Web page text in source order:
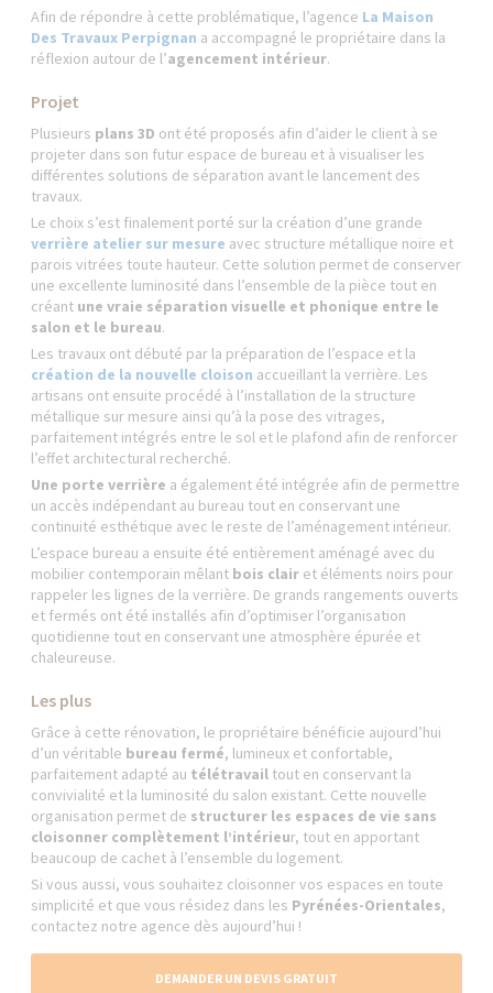
Afin de répondre à cette problématique, l’agence La Maison
Des Travaux Perpignan a accompagné le propriétaire dans la
réflexion autour de l’agencement intérieur.
Projet
Plusieurs plans 3D ont été proposés afin d’aider le client à se
projeter dans son futur espace de bureau et à visualiser les
différentes solutions de séparation avant le lancement des
travaux.
Le choix s’est finalement porté sur la création d’une grande
verrière atelier sur mesure avec structure métallique noire et
parois vitrées toute hauteur. Cette solution permet de conserver
une excellente luminosité dans l’ensemble de la pièce tout en
créant une vraie séparation visuelle et phonique entre le
salon et le bureau.
Les travaux ont débuté par la préparation de l’espace et la
création de la nouvelle cloison accueillant la verrière. Les
artisans ont ensuite procédé à l’installation de la structure
métallique sur mesure ainsi qu’à la pose des vitrages,
parfaitement intégrés entre le sol et le plafond afin de renforcer
l’effet architectural recherché.
Une porte verrière a également été intégrée afin de permettre
un accès indépendant au bureau tout en conservant une
continuité esthétique avec le reste de l’aménagement intérieur.
L’espace bureau a ensuite été entièrement aménagé avec du
mobilier contemporain mêlant bois clair et éléments noirs pour
rappeler les lignes de la verrière. De grands rangements ouverts
et fermés ont été installés afin d’optimiser l’organisation
quotidienne tout en conservant une atmosphère épurée et
chaleureuse.
Les plus
Grâce à cette rénovation, le propriétaire bénéficie aujourd’hui
d’un véritable bureau fermé, lumineux et confortable,
parfaitement adapté au télétravail tout en conservant la
convivialité et la luminosité du salon existant. Cette nouvelle
organisation permet de structurer les espaces de vie sans
cloisonner complètement l’intérieur, tout en apportant
beaucoup de cachet à l’ensemble du logement.
Si vous aussi, vous souhaitez cloisonner vos espaces en toute
simplicité et que vous résidez dans les Pyrénées-Orientales,
contactez notre agence dès aujourd’hui !
DEMANDER UN DEVIS GRATUIT